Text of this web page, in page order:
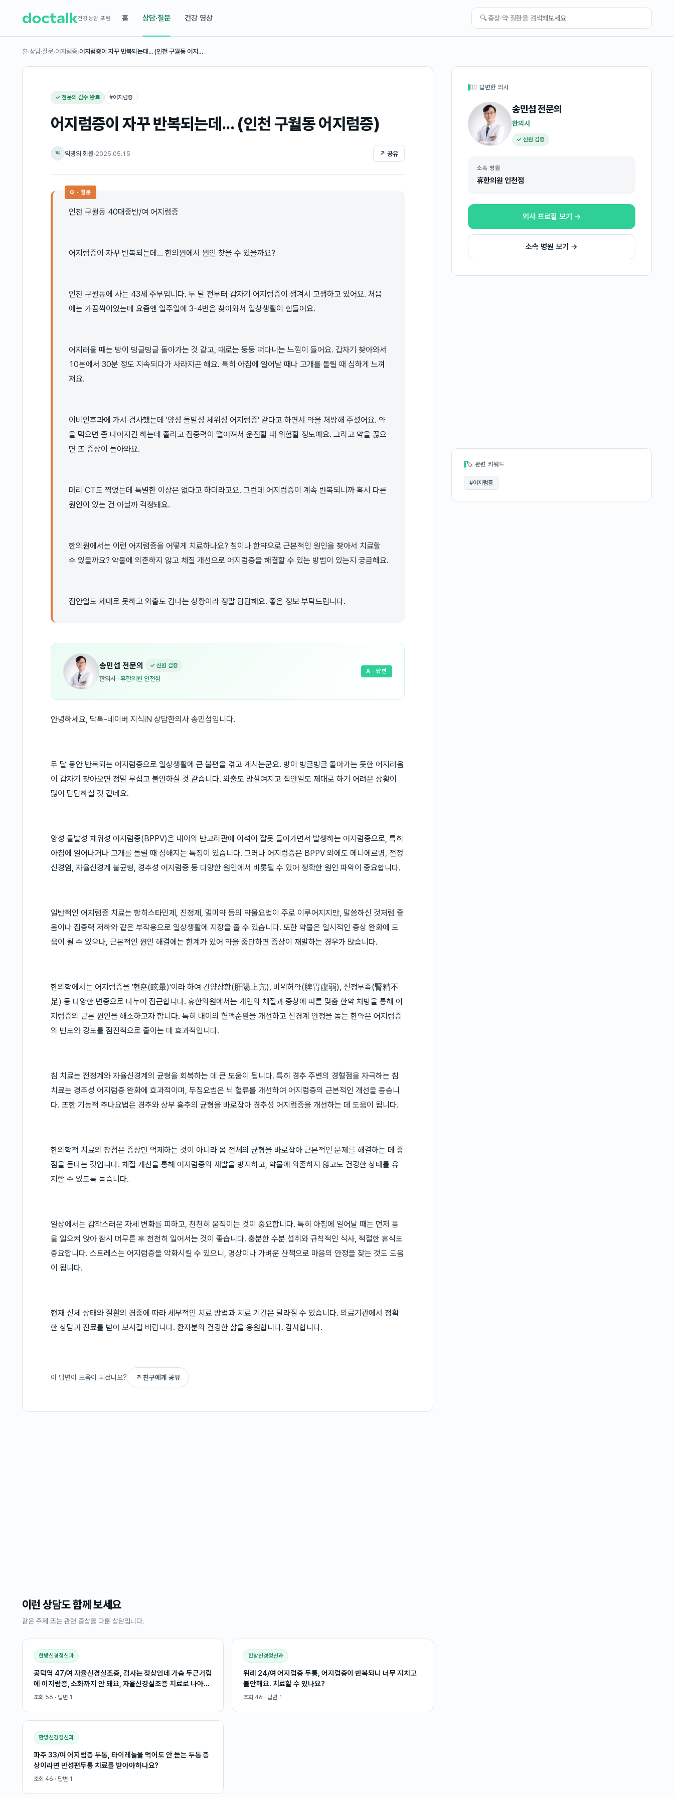
건강상담 포럼 홈 상담·질문 건강 영상 🔍
홈›상담·질문›어지럼증›어지럼증이 자꾸 반복되는데... (인천 구월동 어지…
✓ 전문의 검수 완료 #어지럼증
어지럼증이 자꾸 반복되는데... (인천 구월동 어지럼증)
익 익명의 회원·2025.05.15 ↗ 공유
Q · 질문
인천 구월동 40대중반/여 어지럼증
어지럼증이 자꾸 반복되는데... 한의원에서 원인 찾을 수 있을까요?
인천 구월동에 사는 43세 주부입니다. 두 달 전부터 갑자기 어지럼증이 생겨서 고생하고 있어요. 처음
에는 가끔씩이었는데 요즘엔 일주일에 3-4번은 찾아와서 일상생활이 힘들어요.
어지러울 때는 방이 빙글빙글 돌아가는 것 같고, 때로는 둥둥 떠다니는 느낌이 들어요. 갑자기 찾아와서
10분에서 30분 정도 지속되다가 사라지곤 해요. 특히 아침에 일어날 때나 고개를 돌릴 때 심하게 느껴
져요.
이비인후과에 가서 검사했는데 '양성 돌발성 체위성 어지럼증' 같다고 하면서 약을 처방해 주셨어요. 약
을 먹으면 좀 나아지긴 하는데 졸리고 집중력이 떨어져서 운전할 때 위험할 정도예요. 그리고 약을 끊으
면 또 증상이 돌아와요.
머리 CT도 찍었는데 특별한 이상은 없다고 하더라고요. 그런데 어지럼증이 계속 반복되니까 혹시 다른
원인이 있는 건 아닐까 걱정돼요.
한의원에서는 이런 어지럼증을 어떻게 치료하나요? 침이나 한약으로 근본적인 원인을 찾아서 치료할
수 있을까요? 약물에 의존하지 않고 체질 개선으로 어지럼증을 해결할 수 있는 방법이 있는지 궁금해요.
집안일도 제대로 못하고 외출도 겁나는 상황이라 정말 답답해요. 좋은 정보 부탁드립니다.
송민섭 전문의 ✓ 신원 검증
한의사 · 휴한의원 인천점
A · 답변
안녕하세요, 닥톡-네이버 지식iN 상담한의사 송민섭입니다.
두 달 동안 반복되는 어지럼증으로 일상생활에 큰 불편을 겪고 계시는군요. 방이 빙글빙글 돌아가는 듯한 어지러움
이 갑자기 찾아오면 정말 무섭고 불안하실 것 같습니다. 외출도 망설여지고 집안일도 제대로 하기 어려운 상황이
많이 답답하실 것 같네요.
양성 돌발성 체위성 어지럼증(BPPV)은 내이의 반고리관에 이석이 잘못 들어가면서 발생하는 어지럼증으로, 특히
아침에 일어나거나 고개를 돌릴 때 심해지는 특징이 있습니다. 그러나 어지럼증은 BPPV 외에도 메니에르병, 전정
신경염, 자율신경계 불균형, 경추성 어지럼증 등 다양한 원인에서 비롯될 수 있어 정확한 원인 파악이 중요합니다.
일반적인 어지럼증 치료는 항히스타민제, 진정제, 멀미약 등의 약물요법이 주로 이루어지지만, 말씀하신 것처럼 졸
음이나 집중력 저하와 같은 부작용으로 일상생활에 지장을 줄 수 있습니다. 또한 약물은 일시적인 증상 완화에 도
움이 될 수 있으나, 근본적인 원인 해결에는 한계가 있어 약을 중단하면 증상이 재발하는 경우가 많습니다.
한의학에서는 어지럼증을 '현훈(眩暈)'이라 하여 간양상항(肝陽上亢), 비위허약(脾胃虛弱), 신정부족(腎精不
足) 등 다양한 변증으로 나누어 접근합니다. 휴한의원에서는 개인의 체질과 증상에 따른 맞춤 한약 처방을 통해 어
지럼증의 근본 원인을 해소하고자 합니다. 특히 내이의 혈액순환을 개선하고 신경계 안정을 돕는 한약은 어지럼증
의 빈도와 강도를 점진적으로 줄이는 데 효과적입니다.
침 치료는 전정계와 자율신경계의 균형을 회복하는 데 큰 도움이 됩니다. 특히 경추 주변의 경혈점을 자극하는 침
치료는 경추성 어지럼증 완화에 효과적이며, 두침요법은 뇌 혈류를 개선하여 어지럼증의 근본적인 개선을 돕습니
다. 또한 기능적 추나요법은 경추와 상부 흉추의 균형을 바로잡아 경추성 어지럼증을 개선하는 데 도움이 됩니다.
한의학적 치료의 장점은 증상만 억제하는 것이 아니라 몸 전체의 균형을 바로잡아 근본적인 문제를 해결하는 데 중
점을 둔다는 것입니다. 체질 개선을 통해 어지럼증의 재발을 방지하고, 약물에 의존하지 않고도 건강한 상태를 유
지할 수 있도록 돕습니다.
일상에서는 갑작스러운 자세 변화를 피하고, 천천히 움직이는 것이 중요합니다. 특히 아침에 일어날 때는 먼저 몸
을 일으켜 앉아 잠시 머무른 후 천천히 일어서는 것이 좋습니다. 충분한 수분 섭취와 규칙적인 식사, 적절한 휴식도
중요합니다. 스트레스는 어지럼증을 악화시킬 수 있으니, 명상이나 가벼운 산책으로 마음의 안정을 찾는 것도 도움
이 됩니다.
현재 신체 상태와 질환의 경중에 따라 세부적인 치료 방법과 치료 기간은 달라질 수 있습니다. 의료기관에서 정확
한 상담과 진료를 받아 보시길 바랍니다. 환자분의 건강한 삶을 응원합니다. 감사합니다.
이 답변이 도움이 되셨나요? ↗ 친구에게 공유
이런 상담도 함께 보세요
같은 주제 또는 관련 증상을 다룬 상담입니다.
한방신경정신과
공덕역 47/여 자율신경실조증, 검사는 정상인데 가슴 두근거림
에 어지럼증, 소화까지 안 돼요, 자율신경실조증 치료로 나아질
까요?
조회 56 · 답변 1
한방신경정신과
위례 24/여 어지럼증 두통, 어지럼증이 반복되니 너무 지치고
불안해요. 치료할 수 있나요?
조회 46 · 답변 1
한방신경정신과
파주 33/여 어지럼증 두통, 타이레놀을 먹어도 안 듣는 두통 증
상이라면 만성편두통 치료를 받아야하나요?
조회 46 · 답변 1
👩‍⚕️ 답변한 의사
송민섭전문의
한의사
✓ 신원 검증
소속 병원
휴한의원 인천점
의사 프로필 보기 →
소속 병원 보기 →
🏷 관련 키워드
#어지럼증